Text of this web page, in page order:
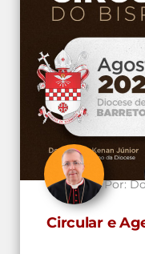
Por:
Circular e